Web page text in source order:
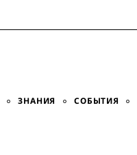
ЗНАНИЯ СОБЫТИЯ